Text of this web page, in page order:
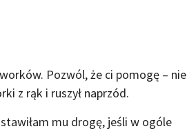
Pozwól, że ci pomogę – nie
z rąk i ruszył naprzód.
mu drogę, jeśli w ogóle